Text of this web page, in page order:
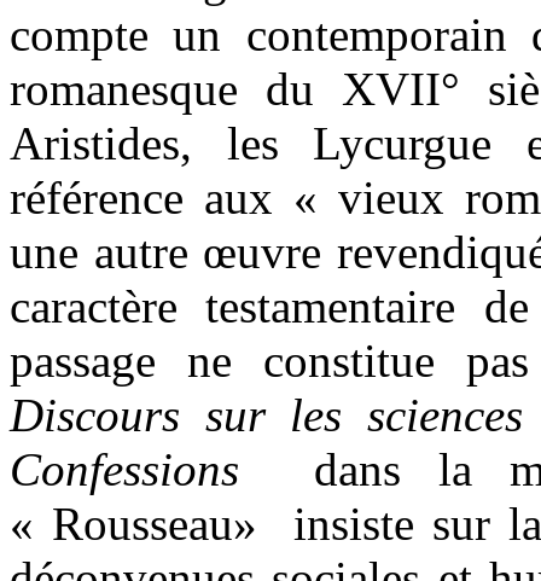
compte un contemporain
romanesque du XVII°
Aristides, les
référence aux « vieux
une autre œuvre
caractère testamentaire
passage ne constitue
Discours sur les
Confessions
dans la
« Rousseau»
insiste sur